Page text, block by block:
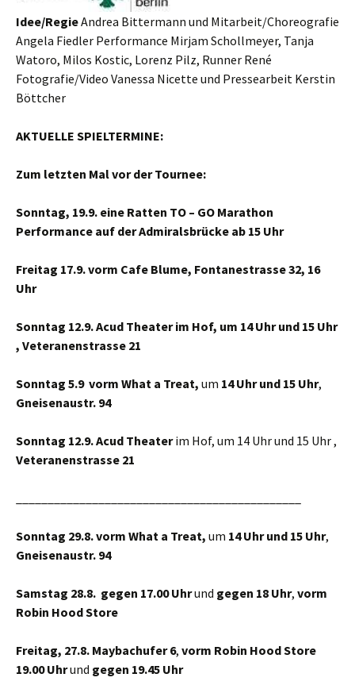
Idee/RegieAndrea Bittermann und Mitarbeit/Choreografie
Angela Fiedler Performance Mirjam Schollmeyer, Tanja
Watoro, Milos Kostic, Lorenz Pilz, Runner René
Fotografie/Video Vanessa Nicette und Pressearbeit Kerstin
Böttcher
AKTUELLE SPIELTERMINE:
Zum letzten Mal vor der Tournee:
Sonntag, 19.9. eine Ratten TO – GO Marathon
Performance auf der Admiralsbrücke ab 15 Uhr
Freitag 17.9. vorm Cafe Blume, Fontanestrasse 32, 16
Uhr
Sonntag 12.9. Acud Theaterim Hof, um 14 Uhr und 15 Uhr
, Veteranenstrasse 21
Sonntag 5.9 vorm What a Treat, um 14 Uhr und 15 Uhr,
Gneisenaustr. 94
Sonntag 12.9. Acud Theaterim Hof, um 14 Uhr und 15 Uhr ,
Veteranenstrasse 21
Sonntag 29.8. vorm What a Treat, um 14 Uhr und 15 Uhr,
Gneisenaustr. 94
Samstag 28.8. gegen 17.00 Uhrund gegen 18 Uhr, vorm
Robin Hood Store
Freitag, 27.8. Maybachufer 6, vorm Robin Hood Store
19.00 Uhrund gegen 19.45 Uhr